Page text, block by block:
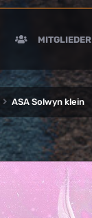
MITGLIEDER
ASA Solwyn klein